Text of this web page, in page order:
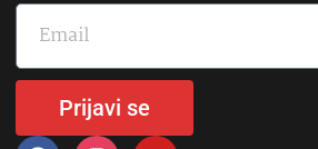
Prijavi se